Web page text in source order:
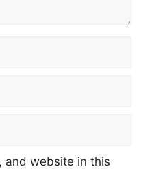
and website in this